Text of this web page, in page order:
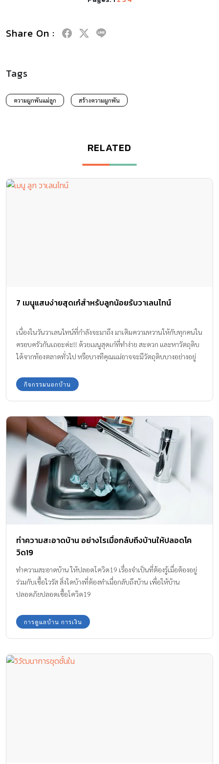
Share On :
Tags
ความผูกพันแม่ลูก สร้างความผูกพัน
RELATED
7 เมนูุแสนง่ายสุดเก๋สำหรับลูกน้อยรับวาเลนไทน์
เนื่องในวันวาเลนไทน์ที่กำลังจะมาถึง มาเติมความหวานให้กับทุกคนใน
ครอบครัวกันเถอะค่ะ!! ด้วยเมนูสุดเก๋ที่ทำง่าย สะดวก และหาวัตถุดิบ
ได้จากท้องตลาดทั่วไป หรือบางทีคุณแม่อาจจะมีวัตถุดิบบางอย่างอยู่
ไว้เซอร์ไพรส์คุณพ่อก็เหมาะทั้งนั้น และอย่าลืมให้เจ้าตัวน้อยมีส่วนช่วย
ในการทำเมนูเหล่านี้ตามความสามารถเท่าที่เด็กแต่ละวัยจะทำได้นะ
ช่วยกระชับความสัมพันธ์ให้แนบแน่น เรามาดูกันว่าแต่ละเมนูมีอะไร
บ้าง… 1. สตรอเบอรี่รูปหัวใจ เพียงแค่นำสตรอเบอรี่สดๆ มาหั่นเป็นรูป
หัวใจ แล้วจิ้มคู่กับโยเกิร์ต โดยสามารถดัดแปลงใช้ผลไม้อื่นได้ ตามแต่
ที่ลูกน้อยชอบ เช่น ชมพู่ มะละกอ ฝรั่ง แอ๊ปเปิ้ล ฯลฯ 2. มันฝรั่งทอดรูป
หัวใจ วิธีการทำก็คือแบบเดียวกับการทำเฟร้นฟรายด์ทุกอย่าง เพียงแค่
ใช้พิมพ์กดคุกกี้รูปหัวใจมากด แทนการหั่นเป็นแท่งตรงเหมือนปกติ 3.
ผลแอ๊ปเปิ้ลฝังหัวใจ งานนี้ต้องใช้แอ๊ปเปิ้ลสีเขียวและแดงอย่างละลูก
แกะให้เป็นรูปหัวใจตามภาพ แล้วนำมาสลับผลกันก็จะน่ารักน่าทาน 4.
พิซซ่าหน้าหัวใจ ถ้าหากไม่ต้องการอบพิซซ่าด้วยตัวเอง ก็สามารถซื้อ
เป็นรูปหัวใจแล้วนำมาวางบนหน้าพิซซ่า 5 ขนมปังไส้กรอกหัวใจ เมนูนี้
แสนง่าย เหมาะเป็นอาหารเช้าในวันที่เร่งรีบ เพียงแค่หั่นไส้กรอกให้เป็น
เส้นยาว แล้วนำมาวางให้เป็นรูปหัวใจตามภาพ 6. แพนเค้กรูปหัวใจ
ทำเหมือนแพนเค้กปกติทุกอย่าง เพียงแต่หยอดแป้งให้เป็นรูปหัวใจ
หากไม่สามารถทำให้เป็นหัวใจที่รูปร่างสวยได้ […]
กิจกรรมนอกบ้าน
ทำความสะอาดบ้าน อย่างไรเมื่อกลับถึงบ้านให้ปลอดโค
วิด19
ทำความสะอาดบ้าน ให้ปลอดโควิด19 เรื่องจำเป็นที่ต้องรู้เมื่อต้องอยู่
ร่วมกับเชื้อไวรัส สิ่งใดบ้างที่ต้องทำเมื่อกลับถึงบ้าน เพื่อให้บ้าน
ปลอดภัยปลอดเชื้อโควิด19
การดูแลบ้าน การเงิน